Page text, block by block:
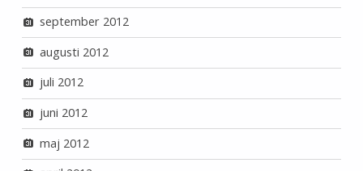
september 2012
augusti 2012
juli 2012
juni 2012
maj 2012